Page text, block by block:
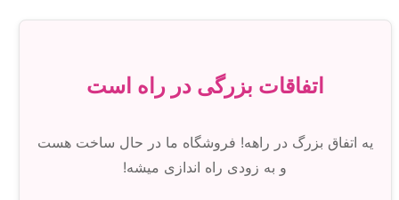
اتفاقات بزرگی در راه است
یه اتفاق بزرگ در راهه! فروشگاه ما در حال ساخت هست
و به زودی راه اندازی میشه!